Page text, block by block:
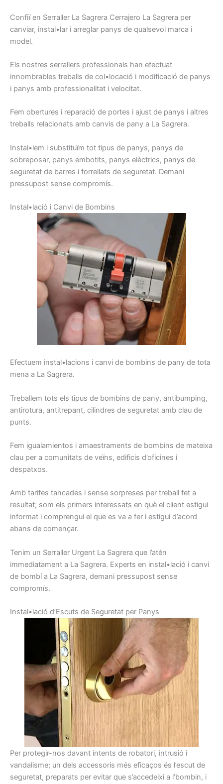
Confiï en Serraller La Sagrera Cerrajero La Sagrera per
canviar, instal•lar i arreglar panys de qualsevol marca i
model.
Els nostres serrallers professionals han efectuat
innombrables treballs de col•locació i modificació de panys
i panys amb professionalitat i velocitat.
Fem obertures i reparació de portes i ajust de panys i altres
treballs relacionats amb canvis de pany a La Sagrera.
Instal•lem i substituïm tot tipus de panys, panys de
sobreposar, panys embotits, panys elèctrics, panys de
seguretat de barres i forrellats de seguretat. Demani
pressupost sense compromís.
Instal•lació i Canvi de Bombins
Efectuem instal•lacions i canvi de bombins de pany de tota
mena a La Sagrera.
Treballem tots els tipus de bombins de pany, antibumping,
antirotura, antitrepant, cilindres de seguretat amb clau de
punts.
Fem igualamientos i amaestraments de bombins de mateixa
clau per a comunitats de veïns, edificis d’oficines i
despatxos.
Amb tarifes tancades i sense sorpreses per treball fet a
resultat; som els primers interessats en què el client estigui
informat i comprengui el que es va a fer i estigui d’acord
abans de començar.
Tenim un Serraller Urgent La Sagrera que l’atén
immediatament a La Sagrera. Experts en instal•lació i canvi
de bombí a La Sagrera, demani pressupost sense
compromís.
Instal•lació d’Escuts de Seguretat per Panys
Per protegir-nos davant intents de robatori, intrusió i
vandalisme; un dels accessoris més eficaços és l’escut de
seguretat, preparats per evitar que s’accedeixi a l’bombin, i